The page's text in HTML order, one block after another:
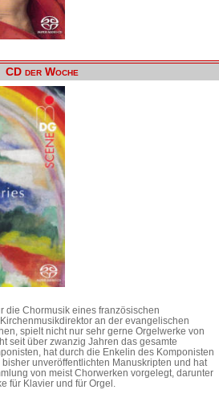
CD der Woche
die Chormusik eines französischen
an der evangelischen
spielt nicht nur sehr gerne Orgelwerke von
seit über zwanzig Jahren das gesamte
hat durch die Enkelin des Komponisten
unveröffentlichten Manuskripten und hat
von meist Chorwerken vorgelegt, darunter
für Klavier und für Orgel.